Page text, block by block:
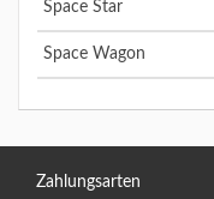
Space Star
Space Wagon
Zahlungsarten